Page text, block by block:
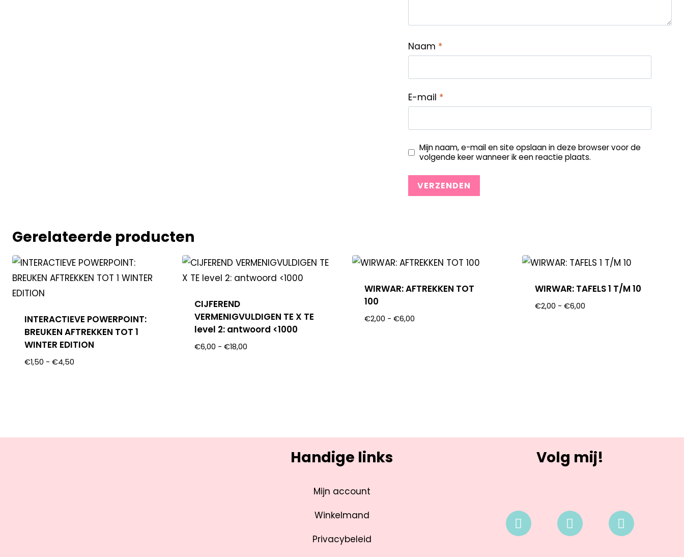
Naam *
E-mail *
Mijn naam, e-mail en site opslaan in deze browser voor de
volgende keer wanneer ik een reactie plaats.
Gerelateerde producten
INTERACTIEVE POWERPOINT:
BREUKEN AFTREKKEN TOT 1
WINTER EDITION
€1,50 - €4,50
CIJFEREND
VERMENIGVULDIGEN TE X TE
level 2: antwoord <1000
€6,00 - €18,00
WIRWAR: AFTREKKEN TOT
100
€2,00 - €6,00
WIRWAR: TAFELS 1 T/M 10
€2,00 - €6,00
Handige links
Mijn account
Winkelmand
Privacybeleid
Volg mij!